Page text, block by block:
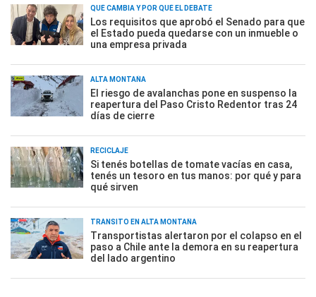
QUÉ CAMBIA Y POR QUÉ EL DEBATE
Los requisitos que aprobó el Senado para que
el Estado pueda quedarse con un inmueble o
una empresa privada
ALTA MONTAÑA
El riesgo de avalanchas pone en suspenso la
reapertura del Paso Cristo Redentor tras 24
días de cierre
RECICLAJE
Si tenés botellas de tomate vacías en casa,
tenés un tesoro en tus manos: por qué y para
qué sirven
TRÁNSITO EN ALTA MONTAÑA
Transportistas alertaron por el colapso en el
paso a Chile ante la demora en su reapertura
del lado argentino